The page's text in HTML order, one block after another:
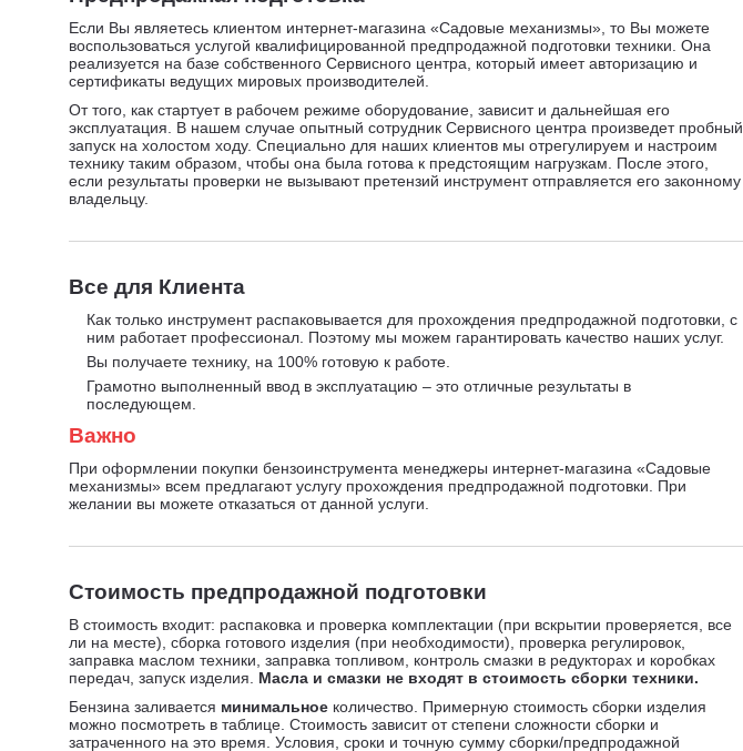
Если Вы являетесь клиентом интернет-магазина «Садовые механизмы», то Вы можете
воспользоваться услугой квалифицированной предпродажной подготовки техники. Она
реализуется на базе собственного Сервисного центра, который имеет авторизацию и
сертификаты ведущих мировых производителей.
От того, как стартует в рабочем режиме оборудование, зависит и дальнейшая его
эксплуатация. В нашем случае опытный сотрудник Сервисного центра произведет пробный
запуск на холостом ходу. Специально для наших клиентов мы отрегулируем и настроим
технику таким образом, чтобы она была готова к предстоящим нагрузкам. После этого,
если результаты проверки не вызывают претензий инструмент отправляется его законному
владельцу.
Все для Клиента
Как только инструмент распаковывается для прохождения предпродажной подготовки, с
ним работает профессионал. Поэтому мы можем гарантировать качество наших услуг.
Вы получаете технику, на 100% готовую к работе.
Грамотно выполненный ввод в эксплуатацию – это отличные результаты в
последующем.
Важно
При оформлении покупки бензоинструмента менеджеры интернет-магазина «Садовые
механизмы» всем предлагают услугу прохождения предпродажной подготовки. При
желании вы можете отказаться от данной услуги.
Стоимость предпродажной подготовки
В стоимость входит: распаковка и проверка комплектации (при вскрытии проверяется, все
ли на месте), сборка готового изделия (при необходимости), проверка регулировок,
заправка маслом техники, заправка топливом, контроль смазки в редукторах и коробках
передач, запуск изделия. Масла и смазки не входят в стоимость сборки техники.
Бензина заливается минимальное количество. Примерную стоимость сборки изделия
можно посмотреть в таблице. Стоимость зависит от степени сложности сборки и
затраченного на это время. Условия, сроки и точную сумму сборки/предпродажной